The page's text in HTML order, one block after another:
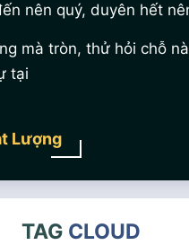
nên quý, duyên hết
mà tròn, thử hỏi chỗ
tại
Lượng
TAG CLOUD